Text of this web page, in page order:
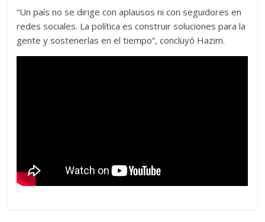
“Un país no se dirige con aplausos ni con seguidores en
redes sociales. La política es construir soluciones para la
gente y sostenerlas en el tiempo”, concluyó Hazim.